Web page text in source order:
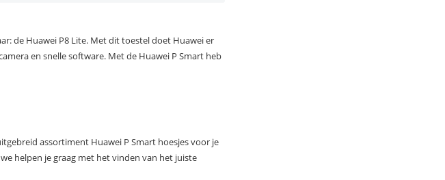
de Huawei P8 Lite. Met dit toestel doet Huawei er
en snelle software. Met de Huawei P Smart heb
assortiment Huawei P Smart hoesjes voor je
helpen je graag met het vinden van het juiste